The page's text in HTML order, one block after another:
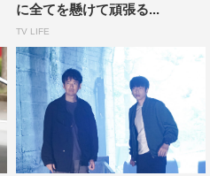
に全てを懸けて頑張る...
TV LIFE